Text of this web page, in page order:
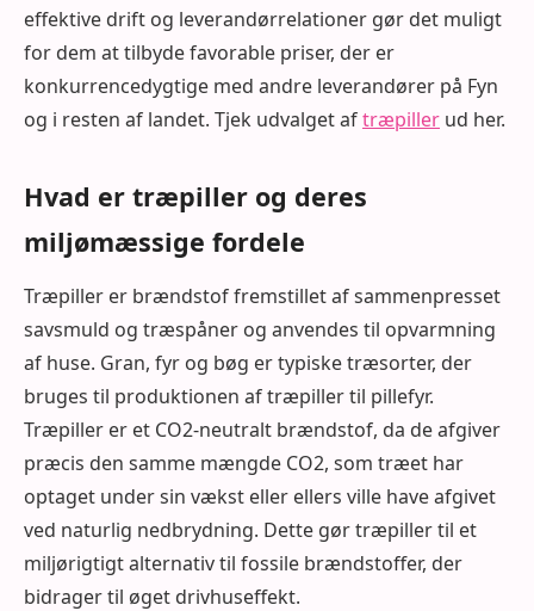
effektive drift og leverandørrelationer gør det muligt
for dem at tilbyde favorable priser, der er
konkurrencedygtige med andre leverandører på Fyn
og i resten af landet. Tjek udvalget aftræpiller ud her.
Hvad er træpiller og deres
miljømæssige fordele
Træpiller er brændstof fremstillet af sammenpresset
savsmuld og træspåner og anvendes til opvarmning
af huse. Gran, fyr og bøg er typiske træsorter, der
bruges til produktionen af træpiller til pillefyr.
Træpiller er et CO2-neutralt brændstof, da de afgiver
præcis den samme mængde CO2, som træet har
optaget under sin vækst eller ellers ville have afgivet
ved naturlig nedbrydning. Dette gør træpiller til et
miljørigtigt alternativ til fossile brændstoffer, der
bidrager til øget drivhuseffekt.